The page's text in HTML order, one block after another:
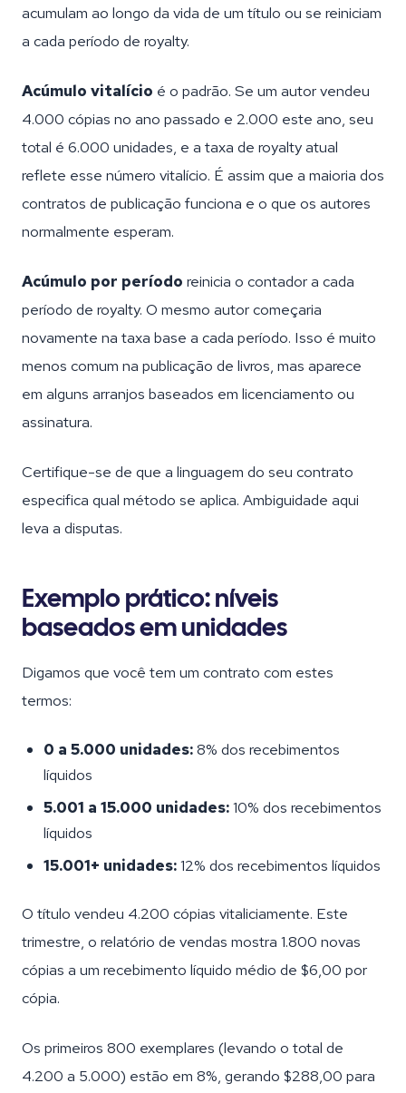
acumulam ao longo da vida de um título ou se reiniciam
a cada período de royalty.
Acúmulo vitalício é o padrão. Se um autor vendeu
4.000 cópias no ano passado e 2.000 este ano, seu
total é 6.000 unidades, e a taxa de royalty atual
reflete esse número vitalício. É assim que a maioria dos
contratos de publicação funciona e o que os autores
normalmente esperam.
Acúmulo por período reinicia o contador a cada
período de royalty. O mesmo autor começaria
novamente na taxa base a cada período. Isso é muito
menos comum na publicação de livros, mas aparece
em alguns arranjos baseados em licenciamento ou
assinatura.
Certifique-se de que a linguagem do seu contrato
especifica qual método se aplica. Ambiguidade aqui
leva a disputas.
Exemplo prático: níveis
baseados em unidades
Digamos que você tem um contrato com estes
termos:
0 a 5.000 unidades:8% dos recebimentos
líquidos
5.001 a 15.000 unidades:10% dos recebimentos
líquidos
15.001+ unidades:12% dos recebimentos líquidos
O título vendeu 4.200 cópias vitaliciamente. Este
trimestre, o relatório de vendas mostra 1.800 novas
cópias a um recebimento líquido médio de $6,00 por
cópia.
Os primeiros 800 exemplares (levando o total de
4.200 a 5.000) estão em 8%, gerando $288,00 para